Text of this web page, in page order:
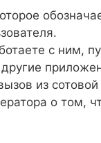
с ним,
из
о том,